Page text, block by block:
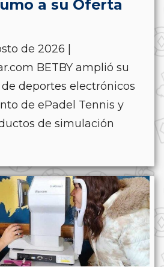
a su Oferta
de 2026 |
BETBY amplió su
deportes electrónicos
de ePadel Tennis y
de simulación